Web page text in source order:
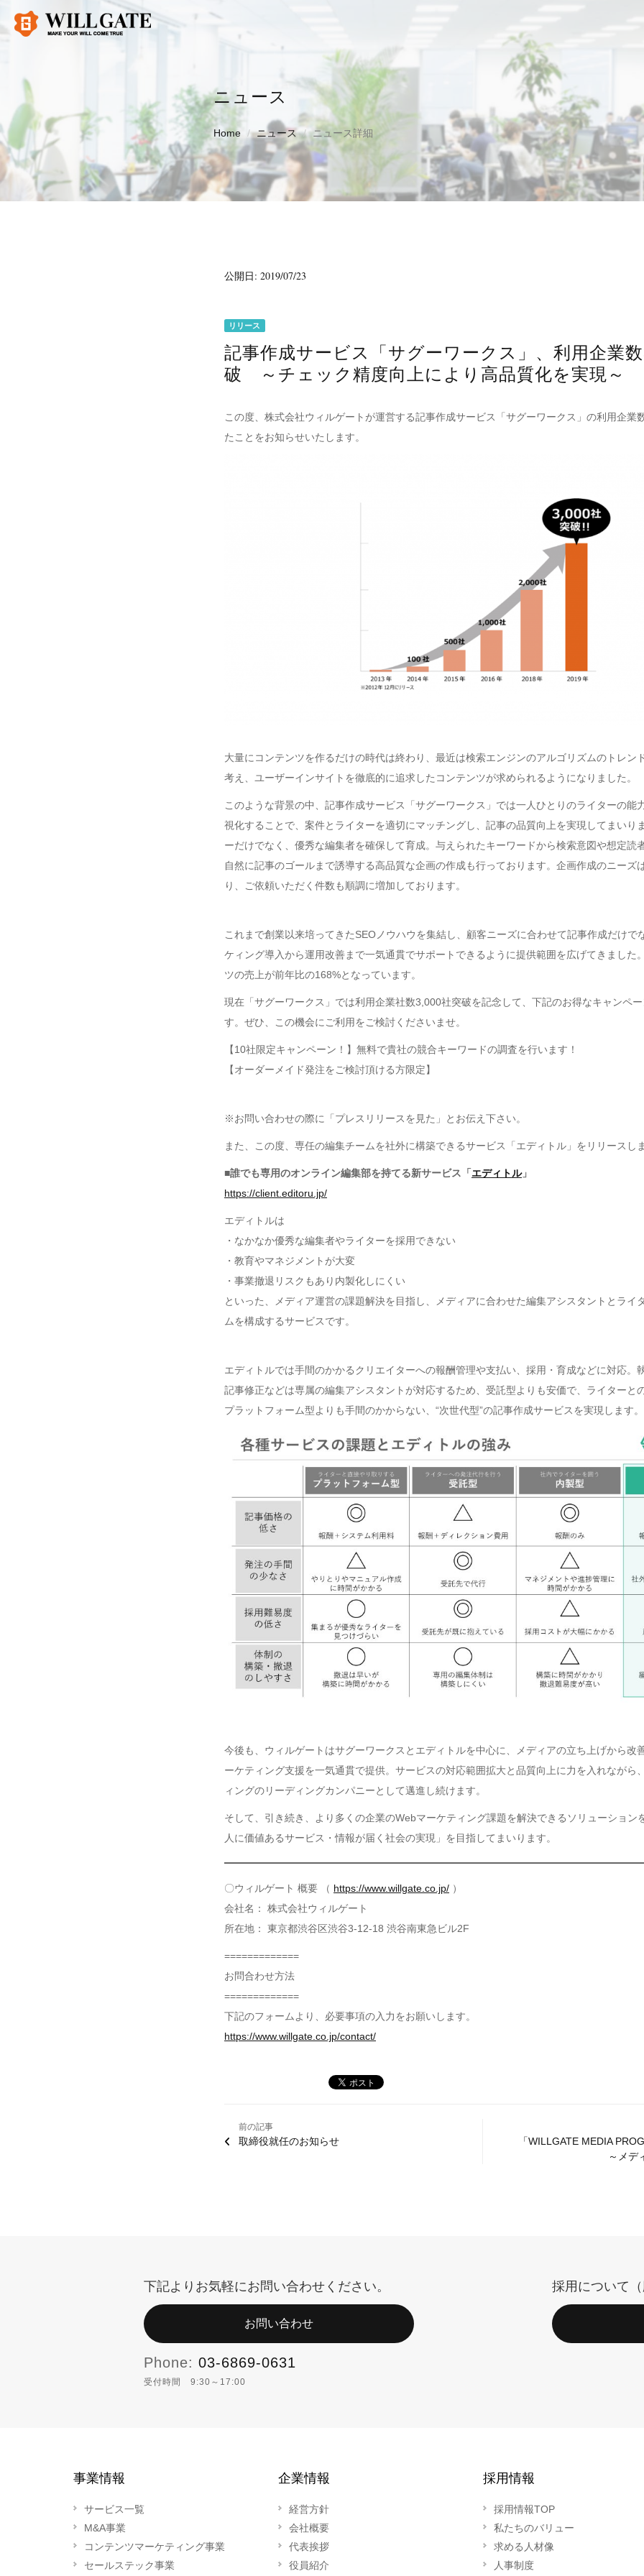
ニュース
Home ニュース ニュース詳細
公開日: 2019/07/23
リリース
記事作成サービス「サグーワークス」、利用企業
破 ～チェック精度向上により高品質化を実現～
この度、株式会社ウィルゲートが運営する記事作成サービス「サグーワークス」の利用企業
たことをお知らせいたします。
大量にコンテンツを作るだけの時代は終わり、最近は検索エンジンのアルゴリズムのトレン
考え、ユーザーインサイトを徹底的に追求したコンテンツが求められるようになりました。
このような背景の中、記事作成サービス「サグーワークス」では一人ひとりのライターの能
視化することで、案件とライターを適切にマッチングし、記事の品質向上を実現してまいり
ーだけでなく、優秀な編集者を確保して育成。与えられたキーワードから検索意図や想定読
自然に記事のゴールまで誘導する高品質な企画の作成も行っております。企画作成のニーズ
り、ご依頼いただく件数も順調に増加しております。
これまで創業以来培ってきたSEOノウハウを集結し、顧客ニーズに合わせて記事作成だけで
ケィング導入から運用改善まで一気通貫でサポートできるように提供範囲を広げてきました
ツの売上が前年比の168%となっています。
現在「サグーワークス」では利用企業社数3,000社突破を記念して、下記のお得なキャンペ
す。ぜひ、この機会にご利用をご検討くださいませ。
【10社限定キャンペーン！】無料で貴社の競合キーワードの調査を行います！
【オーダーメイド発注をご検討頂ける方限定】
※お問い合わせの際に「プレスリリースを見た」とお伝え下さい。
また、この度、専任の編集チームを社外に構築できるサービス「エディトル」をリリースしま
■誰でも専用のオンライン編集部を持てる新サービス「 エディトル」
https://client.editoru.jp/
エディトルは
・なかなか優秀な編集者やライターを採用できない
・教育やマネジメントが大変
・事業撤退リスクもあり内製化しにくい
といった、メディア運営の課題解決を目指し、メディアに合わせた編集アシスタントとライ
ムを構成するサービスです。
エディトルでは手間のかかるクリエイターへの報酬管理や支払い、採用・育成などに対応。
記事修正などは専属の編集アシスタントが対応するため、受託型よりも安価で、ライターと
プラットフォーム型よりも手間のかからない、“次世代型”の記事作成サービスを実現します。
今後も、ウィルゲートはサグーワークスとエディトルを中心に、メディアの立ち上げから改
ーケティング支援を一気通貫で提供。サービスの対応範囲拡大と品質向上に力を入れながら
ィングのリーディングカンパニーとして邁進し続けます。
そして、引き続き、より多くの企業のWebマーケティング課題を解決できるソリューション
人に価値あるサービス・情報が届く社会の実現」を目指してまいります。
〇ウィルゲート 概要 （ https://www.willgate.co.jp/ ）
会社名： 株式会社ウィルゲート
所在地： 東京都渋谷区渋谷3-12-18 渋谷南東急ビル2F
=============
お問合わせ方法
=============
下記のフォームより、必要事項の入力をお願いします。
https://www.willgate.co.jp/contact/
前の記事
取締役就任のお知らせ
「WILLGATE MEDIA
～メデ
下記よりお気軽にお問い合わせください。
お問い合わせ
Phone: 03-6869-0631
受付時間 9:30～17:00
採用について（
事業情報
サービス一覧
M&A事業
コンテンツマーケティング事業
セールステック事業
企業情報
経営方針
会社概要
代表挨拶
役員紹介
採用情報
採用情報TOP
私たちのバリュー
求める人材像
人事制度